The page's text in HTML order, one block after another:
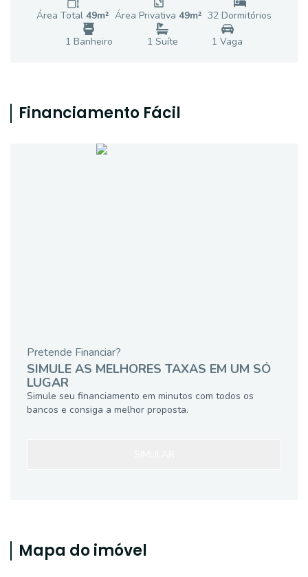
Área Total 49m² Área Privativa 49m² 32 Dormitórios
1 Banheiro 1 Suíte 1 Vaga
Financiamento Fácil
Pretende Financiar?
SIMULE AS MELHORES TAXAS EM UM SÓ
LUGAR
Simule seu financiamento em minutos com todos os
bancos e consiga a melhor proposta.
Mapa do imóvel